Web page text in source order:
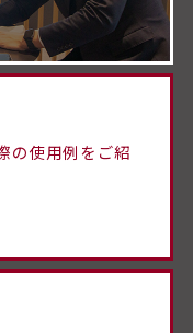
の使用例をご紹